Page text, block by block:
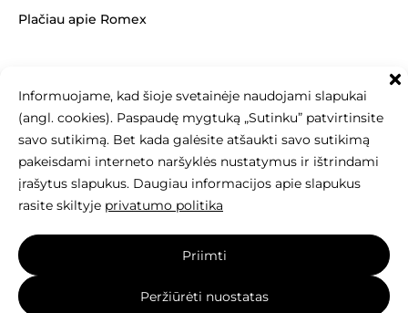
Informuojame, kad šioje svetainėje naudojami slapukai
(angl. cookies). Paspaudę mygtuką „Sutinku” patvirtinsite
savo sutikimą. Bet kada galėsite atšaukti savo sutikimą
pakeisdami interneto naršyklės nustatymus ir ištrindami
įrašytus slapukus. Daugiau informacijos apie slapukus
rasite skiltyje privatumo politika
Priimti
Peržiūrėti nuostatas
Plačiau apie Romex
+370 463 14062
info@betonomozaika.lt
Šios svetainės turinys, tekstai, nuotraukos
yra Betono mozaika nuosavybė, be raštiško sutikimo
draudžiama kopijuoti, naudoti ir platinti.